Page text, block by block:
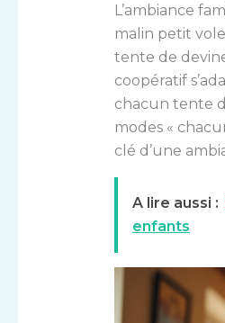
L’ambiance
malin petit
tente de
coopératif
chacun tente
modes «
clé d’une
A lire aussi :
enfants